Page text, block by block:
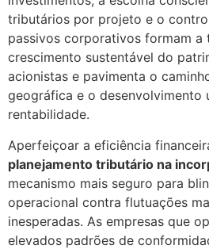
tributários por projeto e o
passivos corporativos formam a
crescimento sustentável do
acionistas e pavimenta o
geográfica e o desenvolvimento
rentabilidade.
Aperfeiçoar a eficiência
planejamento tributário na
mecanismo mais seguro para
operacional contra flutuações
inesperadas. As empresas que
elevados padrões de